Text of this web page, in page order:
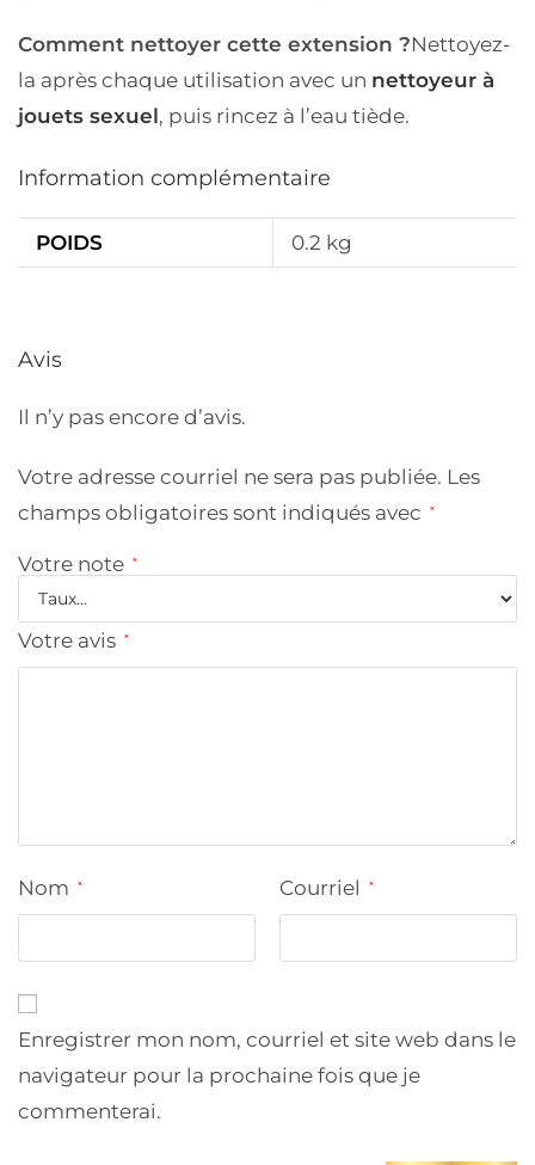
Comment nettoyer cette extension ?Nettoyez-
la après chaque utilisation avec un nettoyeur à
jouets sexuel, puis rincez à l’eau tiède.
Information complémentaire
POIDS 0.2 kg
Avis
Il n’y pas encore d’avis.
Votre adresse courriel ne sera pas publiée. Les
champs obligatoires sont indiqués avec
*
Votre note *
Votre avis *
Nom * Courriel *
Enregistrer mon nom, courriel et site web dans le
navigateur pour la prochaine fois que je
commenterai.